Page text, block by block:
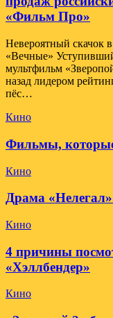
«Фильм Про»
Невероятный скачок
«Вечные»
мультфильм
назад лидером
пёс…
Кино
Фильмы, которые
Кино
Драма
Кино
4 причины
«Хэллбендер»
Кино